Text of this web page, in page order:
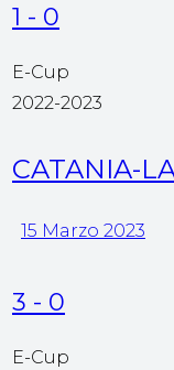
1 - 0
E-Cup
2022-2023
CATANIA-
15 Marzo 2023
3 - 0
E-Cup